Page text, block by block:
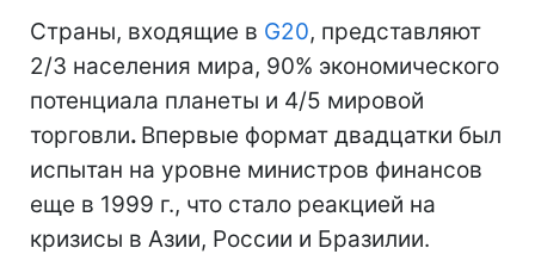
Страны, входящие в G20, представляют
2/3 населения мира, 90% экономического
потенциала планеты и 4/5 мировой
торговли. Впервые формат двадцатки был
испытан на уровне министров финансов
еще в 1999 г., что стало реакцией на
кризисы в Азии, России и Бразилии.